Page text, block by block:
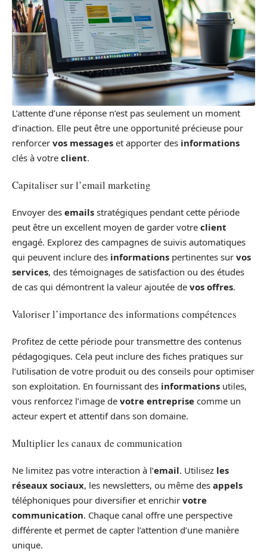
L’attente d’une réponse n’est pas seulement un moment
d’inaction. Elle peut être une opportunité précieuse pour
renforcer vos messages et apporter des informations
clés à votre client.
Capitaliser sur l’email marketing
Envoyer des emails stratégiques pendant cette période
peut être un excellent moyen de garder votre client
engagé. Explorez des campagnes de suivis automatiques
qui peuvent inclure des informations pertinentes sur vos
services, des témoignages de satisfaction ou des études
de cas qui démontrent la valeur ajoutée de vos offres.
Valoriser l’importance des informations compétences
Profitez de cette période pour transmettre des contenus
pédagogiques. Cela peut inclure des fiches pratiques sur
l’utilisation de votre produit ou des conseils pour optimiser
son exploitation. En fournissant des informations utiles,
vous renforcez l’image de votre entreprise comme un
acteur expert et attentif dans son domaine.
Multiplier les canaux de communication
Ne limitez pas votre interaction à l’email. Utilisez les
réseaux sociaux, les newsletters, ou même des appels
téléphoniques pour diversifier et enrichir votre
communication. Chaque canal offre une perspective
différente et permet de capter l’attention d’une manière
unique.